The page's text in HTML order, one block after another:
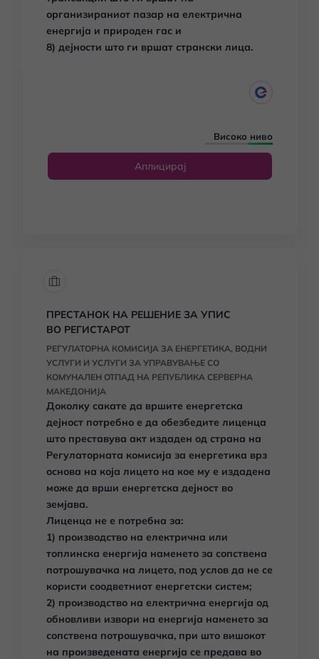
организираниот пазар на електрична
енергија и природен гас и
8) дејности што ги вршат странски лица.
Високо ниво
Аплицирај
ПРЕСТАНОК НА РЕШЕНИЕ ЗА УПИС
ВО РЕГИСТАРОТ
РЕГУЛАТОРНА КОМИСИЈА ЗА ЕНЕРГЕТИКА, ВОДНИ
УСЛУГИ И УСЛУГИ ЗА УПРАВУВАЊЕ СО
КОМУНАЛЕН ОТПАД НА РЕПУБЛИКА СЕРВЕРНА
МАКЕДОНИЈА
Доколку сакате да вршите енергетска
дејност потребно е да обезбедите лиценца
што преставува акт издаден од страна на
Регулаторната комисија за енергетика врз
основа на која лицето на кое му е издадена
може да врши енергетска дејност во
земјава.
Лиценца не е потребна за:
1) производство на електрична или
топлинска енергија наменето за сопствена
потрошувачка на лицето, под услов да не се
користи соодветниот енергетски систем;
2) производство на електрична енергија од
обновливи извори на енергија наменето за
сопствена потрошувачка, при што вишокот
на произведената енергија се предава во